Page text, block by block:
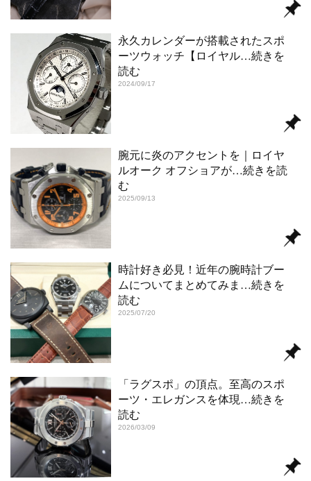
永久カレンダーが搭載されたスポ
ーツウォッチ【ロイヤル…続きを
読む
2024/09/17
腕元に炎のアクセントを｜ロイヤ
ルオーク オフショアが…続きを読
む
2025/09/13
時計好き必見！近年の腕時計ブー
ムについてまとめてみま …続きを
読む
2025/07/20
「ラグスポ」の頂点。至高のスポ
ーツ・エレガンスを体現 …続きを
読む
2026/03/09